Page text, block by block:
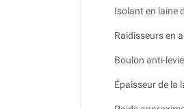
Isolant en laine
Raidisseurs en
Boulon anti-
Épaisseur de la